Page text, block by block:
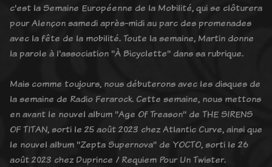
c'est la Semaine Européenne de la Mobilité, qui se clôturera
pour Alençon samedi après-midi au parc des promenades
avec la fête de la mobilité. Toute la semaine, Martin donne
la parole à l'association "À Bicyclette" dans sa rubrique.
Mais comme toujours, nous débuterons avec les disques de
la semaine de Radio Ferarock. Cette semaine, nous mettons
en avant le nouvel album "Age Of Treason" de THE SIRENS
OF TITAN, sorti le 25 août 2023 chez Atlantic Curve, ainsi que
le nouvel album "Zepta Supernova" de YOCTO, sorti le 26
août 2023 chez Duprince / Requiem Pour Un Twister.